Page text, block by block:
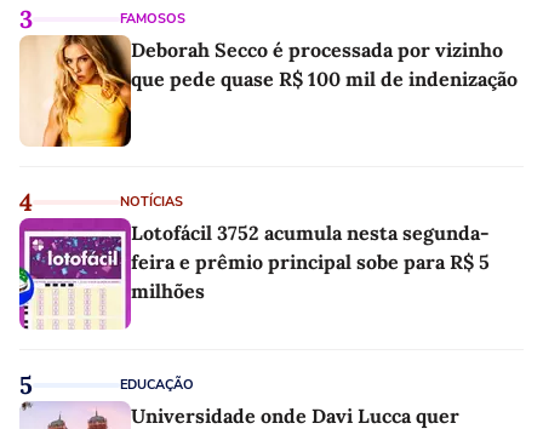
3 FAMOSOS
Deborah Secco é processada por vizinho
que pede quase R$ 100 mil de indenização
4 NOTÍCIAS
Lotofácil 3752 acumula nesta segunda-
feira e prêmio principal sobe para R$ 5
milhões
5 EDUCAÇÃO
Universidade onde Davi Lucca quer